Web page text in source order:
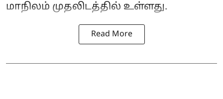
மாநிலம் முதலிடத்தில் உள்ளது.
Read More